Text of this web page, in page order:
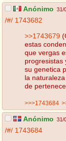
Anónimo 31/
/#/ 1743682
>>1743679
estas
que vergas
progresistas
su genetica
la
de
>>>1743684
Anónimo 31/
/#/ 1743684